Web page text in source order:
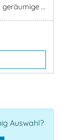
...
Auswahl?